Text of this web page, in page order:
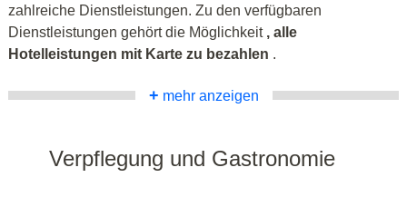
zahlreiche Dienstleistungen. Zu den verfügbaren
Dienstleistungen gehört die Möglichkeit , alle
Hotelleistungen mit Karte zu bezahlen .
+ mehr anzeigen
Verpflegung und Gastronomie